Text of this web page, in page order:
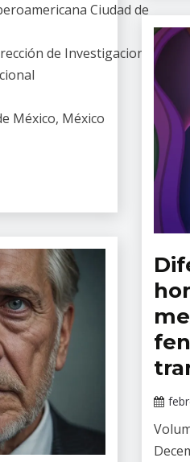
Ciudad de
de Investigaciones
México, México